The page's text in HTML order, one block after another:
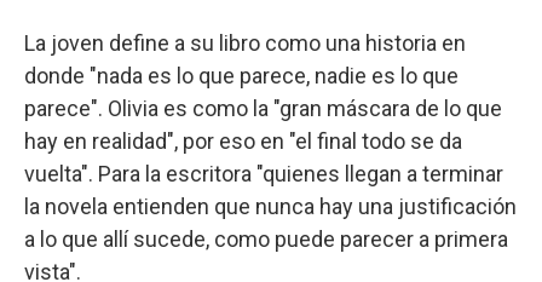
La joven define a su libro como una historia en
donde "nada es lo que parece, nadie es lo que
parece". Olivia es como la "gran máscara de lo que
hay en realidad", por eso en "el final todo se da
vuelta". Para la escritora "quienes llegan a terminar
la novela entienden que nunca hay una justificación
a lo que allí sucede, como puede parecer a primera
vista".